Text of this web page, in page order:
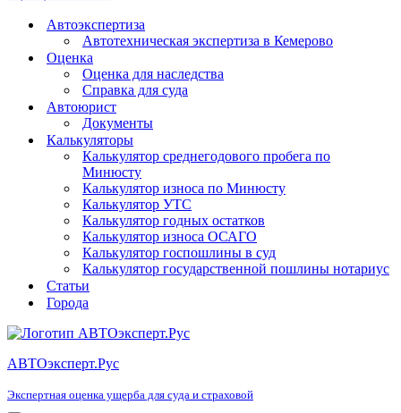
Автоэкспертиза
Автотехническая экспертиза в Кемерово
Оценка
Оценка для наследства
Справка для суда
Автоюрист
Документы
Калькуляторы
Калькулятор среднегодового пробега по
Минюсту
Калькулятор износа по Минюсту
Калькулятор УТС
Калькулятор годных остатков
Калькулятор износа ОСАГО
Калькулятор госпошлины в суд
Калькулятор государственной пошлины нотариус
Статьи
Города
АВТОэксперт.Рус
Экспертная оценка ущерба для суда и страховой